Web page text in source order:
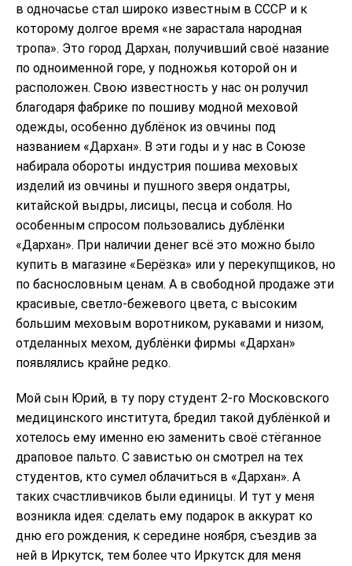
в одночасье стал широко известным в СССР и к
которому долгое время «не зарастала народная
тропа». Это город Дархан, получивший своё назание
по одноименной горе, у подножья которой он и
расположен. Свою известность у нас он ролучил
благодаря фабрике по пошиву модной меховой
одежды, особенно дублёнок из овчины под
названием «Дархан». В эти годы и у нас в Союзе
набирала обороты индустрия пошива меховых
изделий из овчины и пушного зверя ондатры,
китайской выдры, лисицы, песца и соболя. Но
особенным спросом пользовались дублёнки
«Дархан». При наличии денег всё это можно было
купить в магазине «Берёзка» или у перекупщиков, но
по баснословным ценам. А в свободной продаже эти
красивые, светло-бежевого цвета, с высоким
большим меховым воротником, рукавами и низом,
отделанных мехом, дублёнки фирмы «Дархан»
появлялись крайне редко.
Мой сын Юрий, в ту пору студент 2-го Московского
медицинского института, бредил такой дублёнкой и
хотелось ему именно ею заменить своё стёганное
драповое пальто. С завистью он смотрел на тех
студентов, кто сумел облачиться в «Дархан». А
таких счастливчиков были единицы. И тут у меня
возникла идея: сделать ему подарок в аккурат кo
дню его рождения, к середине ноября, съездив за
ней в Иркутск, тем более что Иркутск для меня